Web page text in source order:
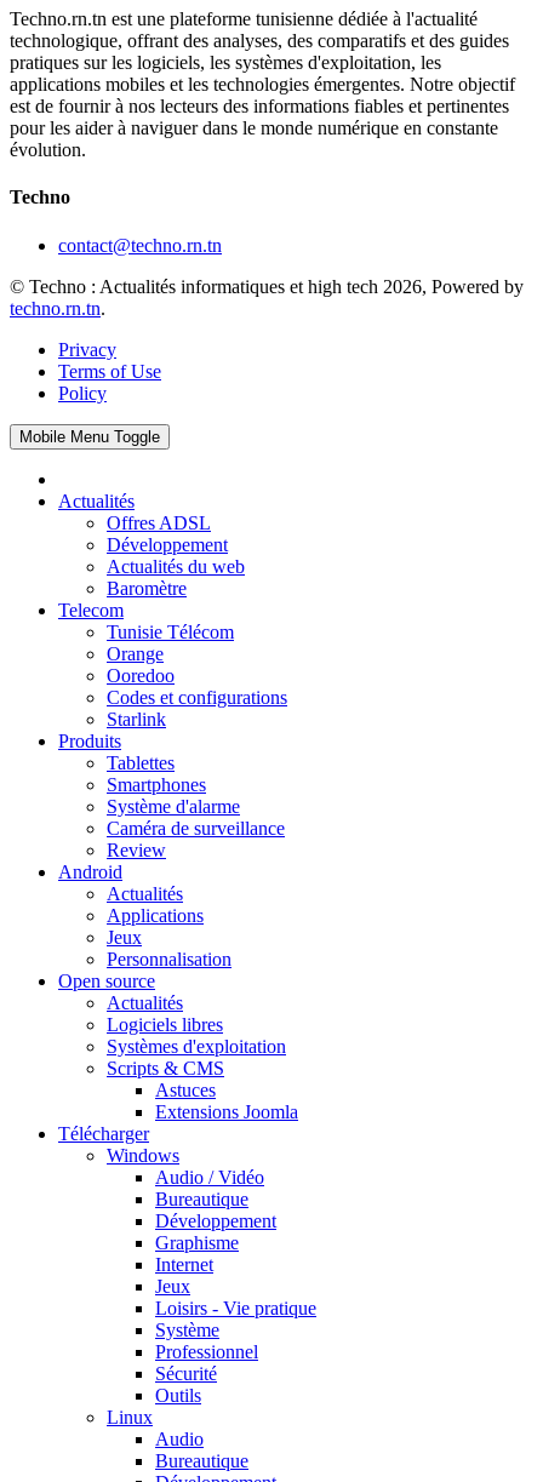
Techno.rn.tn est une plateforme tunisienne dédiée à l'actualité
technologique, offrant des analyses, des comparatifs et des guides
pratiques sur les logiciels, les systèmes d'exploitation, les
applications mobiles et les technologies émergentes. Notre objectif
est de fournir à nos lecteurs des informations fiables et pertinentes
pour les aider à naviguer dans le monde numérique en constante
évolution.
Techno
contact@techno.rn.tn
© Techno : Actualités informatiques et high tech 2026, Powered by
techno.rn.tn.
Privacy
Terms of Use
Policy
Mobile Menu Toggle
Actualités
Offres ADSL
Développement
Actualités du web
Baromètre
Telecom
Tunisie Télécom
Orange
Ooredoo
Codes et configurations
Starlink
Produits
Tablettes
Smartphones
Système d'alarme
Caméra de surveillance
Review
Android
Actualités
Applications
Jeux
Personnalisation
Open source
Actualités
Logiciels libres
Systèmes d'exploitation
Scripts & CMS
Astuces
Extensions Joomla
Télécharger
Windows
Audio / Vidéo
Bureautique
Développement
Graphisme
Internet
Jeux
Loisirs - Vie pratique
Système
Professionnel
Sécurité
Outils
Linux
Audio
Bureautique